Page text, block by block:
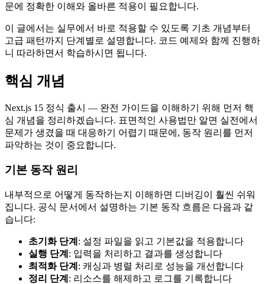
문에 정확한 이해와 올바른 적용이 필요합니다.
이 글에서는 실무에서 바로 적용할 수 있도록 기초 개념부터
고급 패턴까지 단계별로 설명합니다. 코드 예제와 함께 진행하
니 따라하면서 학습하시면 됩니다.
핵심 개념
Next.js 15 정식 출시 — 완전 가이드을 이해하기 위해 먼저 핵
심 개념을 정리하겠습니다. 표면적인 사용법만 알면 실전에서
문제가 생겼을 때 대응하기 어렵기 때문에, 동작 원리를 먼저
파악하는 것이 중요합니다.
기본 동작 원리
내부적으로 어떻게 동작하는지 이해하면 디버깅이 훨씬 쉬워
집니다. 공식 문서에서 설명하는 기본 동작 흐름은 다음과 같
습니다:
초기화 단계 : 설정 파일을 읽고 기본값을 적용합니다
실행 단계 : 입력을 처리하고 결과를 생성합니다
최적화 단계 : 캐싱과 병렬 처리로 성능을 개선합니다
정리 단계 : 리소스를 해제하고 로그를 기록합니다